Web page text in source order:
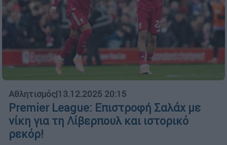
Αθλητισμός|13.12.2025 20:15
Premier League: Επιστροφή Σαλάχ με
νίκη για τη Λίβερπουλ και ιστορικό
ρεκόρ!